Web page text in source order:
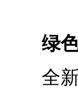
绿色
全新